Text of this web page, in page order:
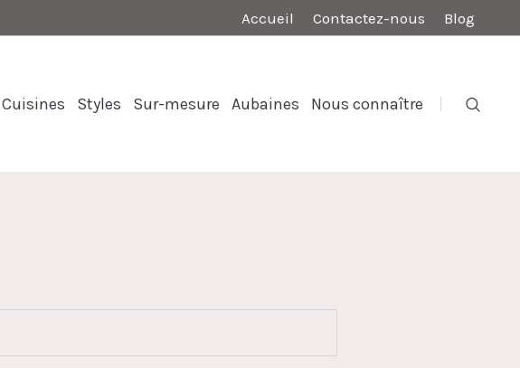
Accueil Contactez-nous Blog
Cuisines Styles Sur-mesure Aubaines Nous connaître